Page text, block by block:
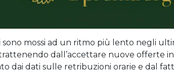
mossi ad un ritmo più lento negli
dall’accettare nuove offerte in
dai dati sulle retribuzioni orarie e dal